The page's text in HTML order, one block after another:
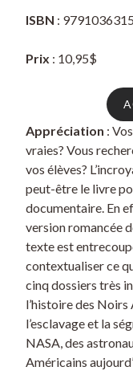
ISBN :
Prix : 10,95$
Appréciation :
vraies? Vous
vos élèves?
peut-être le livre
documentaire. En
version romancée
texte est
contextualiser ce
cinq dossiers très
l’histoire des
l’esclavage et la
NASA, des
Américains